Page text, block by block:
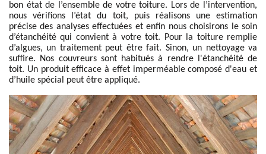
bon état de l’ensemble de votre toiture. Lors de l’intervention,
nous vérifions l’état du toit, puis réalisons une estimation
précise des analyses effectuées et enfin nous choisirons le soin
d’étanchéité qui convient à votre toit. Pour la toiture remplie
d’algues, un traitement peut être fait. Sinon, un nettoyage va
suffire. Nos couvreurs sont habitués à rendre l'étanchéité de
toit. Un produit efficace à effet imperméable composé d'eau et
d’huile spécial peut être appliqué.